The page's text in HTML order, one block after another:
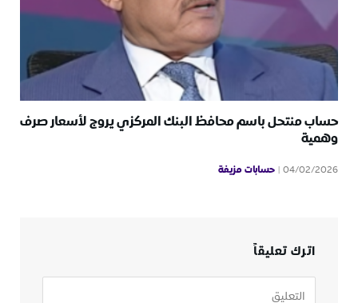
حساب منتحل باسم محافظ البنك المركزي يروج لأسعار صرف
وهمية
04/02/2026 حسابات مزيفة
اترك تعليقاً